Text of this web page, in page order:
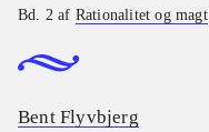
Bd. 2 af Rationalitet og magt
Bent Flyvbjerg